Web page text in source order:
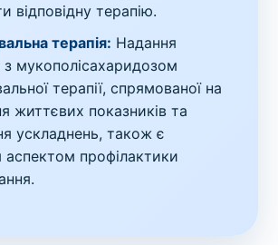
відповідну терапію.
терапія: Надання
з мукополісахаридозом
терапії, спрямованої на
життєвих показників та
ускладнень, також є
профілактики